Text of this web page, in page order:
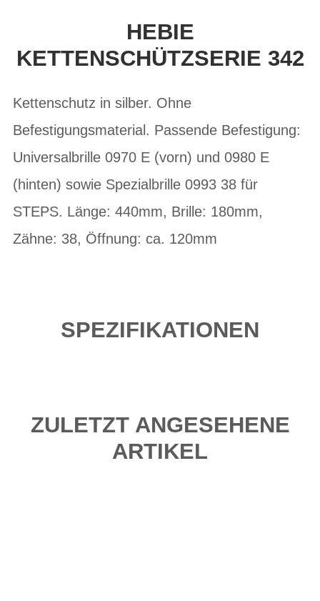
HEBIE
KETTENSCHÜTZSERIE 342
Kettenschutz in silber. Ohne
Befestigungsmaterial. Passende Befestigung:
Universalbrille 0970 E (vorn) und 0980 E
(hinten) sowie Spezialbrille 0993 38 für
STEPS. Länge: 440mm, Brille: 180mm,
Zähne: 38, Öffnung: ca. 120mm
SPEZIFIKATIONEN
ZULETZT ANGESEHENE
ARTIKEL